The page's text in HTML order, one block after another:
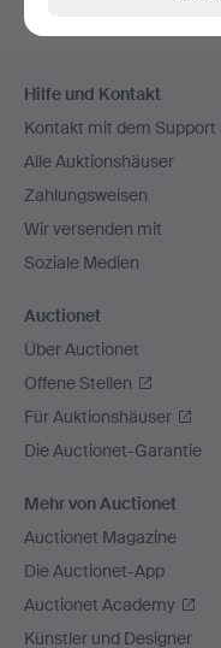
Navigation
Hilfe und Kontakt
Kontakt mit dem Support
Alle Auktionshäuser
Zahlungsweisen
Wir versenden mit
Soziale Medien
Auctionet
Über Auctionet
Offene Stellen
Für Auktionshäuser
Die Auctionet-Garantie
Mehr von Auctionet
Auctionet Magazine
Die Auctionet-App
Auctionet Academy
Künstler und Designer